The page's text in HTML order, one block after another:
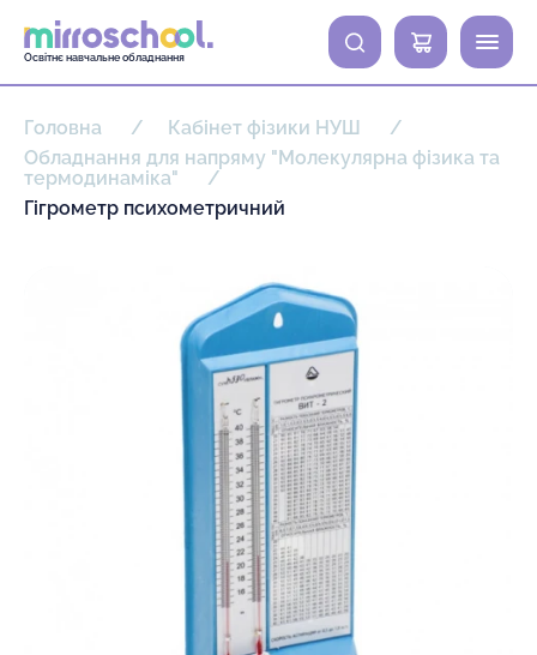
Освітнє навчальне обладнання
0
Головна
Кабінет фізики НУШ
Обладнання для напряму "Молекулярна фізика та
термодинаміка"
Гігрометр психометричний